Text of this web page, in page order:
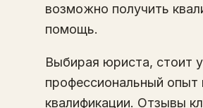
возможно получить
помощь.
Выбирая юриста, стоит
профессиональный опыт
квалификации. Отзывы